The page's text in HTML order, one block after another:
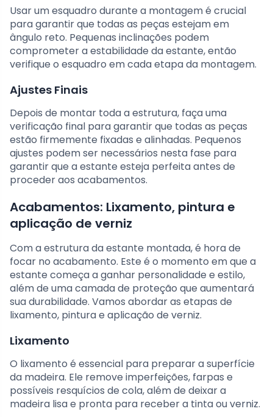
Usar um esquadro durante a montagem é crucial
para garantir que todas as peças estejam em
ângulo reto. Pequenas inclinações podem
comprometer a estabilidade da estante, então
verifique o esquadro em cada etapa da montagem.
Ajustes Finais
Depois de montar toda a estrutura, faça uma
verificação final para garantir que todas as peças
estão firmemente fixadas e alinhadas. Pequenos
ajustes podem ser necessários nesta fase para
garantir que a estante esteja perfeita antes de
proceder aos acabamentos.
Acabamentos: Lixamento, pintura e
aplicação de verniz
Com a estrutura da estante montada, é hora de
focar no acabamento. Este é o momento em que a
estante começa a ganhar personalidade e estilo,
além de uma camada de proteção que aumentará
sua durabilidade. Vamos abordar as etapas de
lixamento, pintura e aplicação de verniz.
Lixamento
O lixamento é essencial para preparar a superfície
da madeira. Ele remove imperfeições, farpas e
possíveis resquícios de cola, além de deixar a
madeira lisa e pronta para receber a tinta ou verniz.